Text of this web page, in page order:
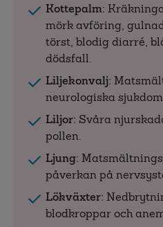
Kottepalm:
mörk avföring,
törst, blodig diarré,
dödsfall.
Liljekonvalj:
neurologiska
Liljor: Svåra
pollen.
Ljung:
påverkan på
Lökväxter:
blodkroppar och